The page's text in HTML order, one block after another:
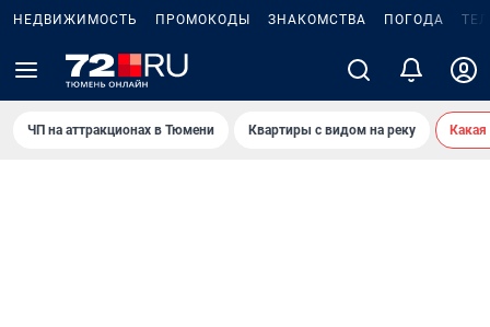
НЕДВИЖИМОСТЬ ПРОМОКОДЫ ЗНАКОМСТВА ПОГОДА
ЧП на аттракционах в Тюмени Квартиры с видом на реку